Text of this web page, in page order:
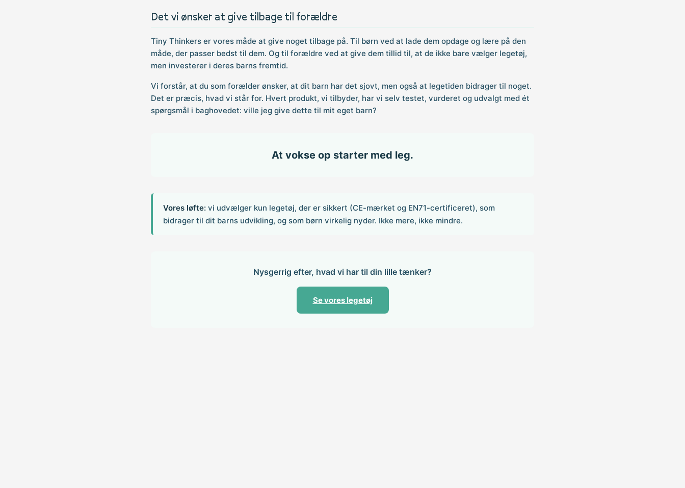
Det vi ønsker at give tilbage til forældre
Tiny Thinkers er vores måde at give noget tilbage på. Til børn ved at lade dem opdage og lære på den
måde, der passer bedst til dem. Og til forældre ved at give dem tillid til, at de ikke bare vælger legetøj,
men investerer i deres barns fremtid.
Vi forstår, at du som forælder ønsker, at dit barn har det sjovt, men også at legetiden bidrager til noget.
Det er præcis, hvad vi står for. Hvert produkt, vi tilbyder, har vi selv testet, vurderet og udvalgt med ét
spørgsmål i baghovedet: ville jeg give dette til mit eget barn?
At vokse op starter med leg.
Vores løfte: vi udvælger kun legetøj, der er sikkert (CE-mærket og EN71-certificeret), som
bidrager til dit barns udvikling, og som børn virkelig nyder. Ikke mere, ikke mindre.
Nysgerrig efter, hvad vi har til din lille tænker?
Se vores legetøj